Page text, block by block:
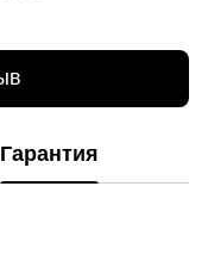
Гарантия